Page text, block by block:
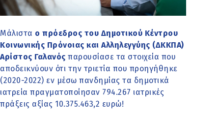
Μάλιστα ο πρόεδρος του Δημοτικού Κέντρου
Κοινωνικής Πρόνοιας και Αλληλεγγύης (ΔΚΚΠΑ)
Αρίστος Γαλανός παρουσίασε τα στοιχεία που
αποδεικνύουν ότι την τριετία που προηγήθηκε
(2020-2022) εν μέσω πανδημίας τα δημοτικά
ιατρεία πραγματοποίησαν 794.267 ιατρικές
πράξεις αξίας 10.375.463,2 ευρώ!